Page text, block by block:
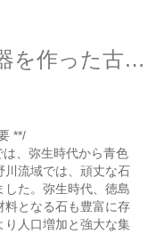
青石の考古学、青石で石器を作った古代人
**/
、弥生時代から青色
川流域では、頑丈な石
た。弥生時代、徳島
料となる石も豊富に存
り人口増加と強大な集